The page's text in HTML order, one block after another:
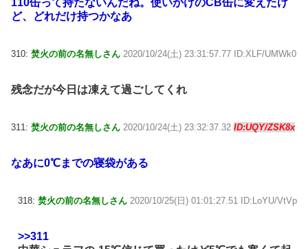
110缶って持たないんだね。使いかけのCB缶に変えたけ
ど、どれだけ持つかなあ
310: 焚火の前の名無しさん 2020/10/24(土) 23:31:57.77 ID:XLF/UMWk0
残念だが今日は凍えて過ごしてくれ
311: 焚火の前の名無しさん 2020/10/24(土) 23:32:37.32 ID:UQY/ZSK8x
なあに0℃までの寝袋がある
318: 焚火の前の名無しさん 2020/10/25(日) 01:01:27.51 ID:LoYU/VtVp
>>311